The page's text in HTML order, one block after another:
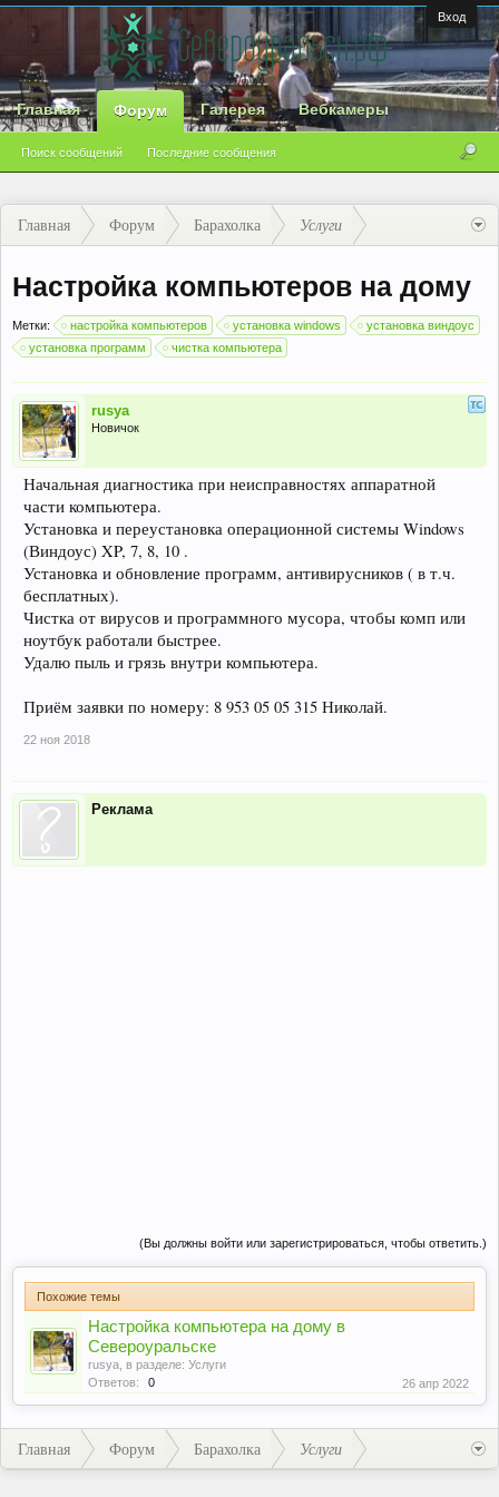
Вход
Главная Форум
Поиск сообщений Последние сообщения
Галерея Вебкамеры
Главная Форум Барахолка Услуги
Настройка компьютеров на дому
Метки: настройка компьютеров установка windows
установка виндоус
установка программ
чистка компьютера
rusya
Новичок
Начальная диагностика при неисправностях аппаратной
части компьютера.
Установка и переустановка операционной системы Windows
(Виндоус) XP, 7, 8, 10 .
Установка и обновление программ, антивирусников ( в т.ч.
бесплатных).
Чистка от вирусов и программного мусора, чтобы комп или
ноутбук работали быстрее.
Удалю пыль и грязь внутри компьютера.
Приём заявки по номеру: 8 953 05 05 315 Николай.
22 ноя 2018
Реклама
(Вы должны войти или зарегистрироваться, чтобы ответить.)
Похожие темы
Настройка компьютера на дому в
Североуральске
rusya , в разделе: Услуги
Ответов:
0 26 апр 2022
Главная Форум Барахолка Услуги